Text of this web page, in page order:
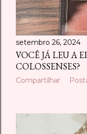
setembro 26, 2024
VOCÊ JÁ LEU A
COLOSSENSES?
Compartilhar